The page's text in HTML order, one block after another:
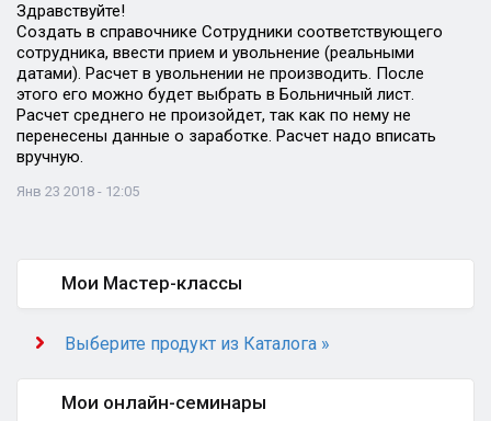
Здравствуйте!
Создать в справочнике Сотрудники соответствующего
сотрудника, ввести прием и увольнение (реальными
датами). Расчет в увольнении не производить. После
этого его можно будет выбрать в Больничный лист.
Расчет среднего не произойдет, так как по нему не
перенесены данные о заработке. Расчет надо вписать
вручную.
Янв 23 2018 - 12:05
Мои Мастер-классы
Выберите продукт из Каталога »
Мои онлайн-семинары